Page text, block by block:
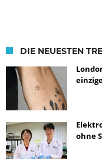
DIE NEUESTEN
ohne